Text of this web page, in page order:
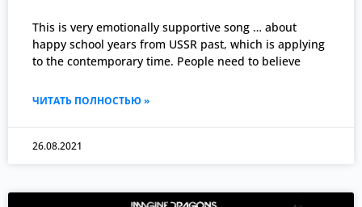
This is very emotionally supportive song … about
happy school years from USSR past, which is applying
to the contemporary time. People need to believe
ЧИТАТЬ ПОЛНОСТЬЮ »
26.08.2021